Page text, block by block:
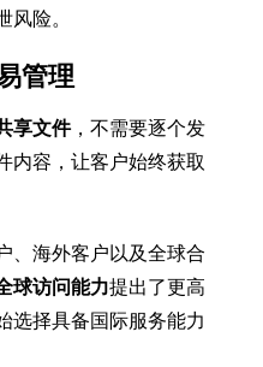
险。
管理
享文件，不需要逐个发
内容，让客户始终获取
、海外客户以及全球合
球访问能力提出了更高
选择具备国际服务能力